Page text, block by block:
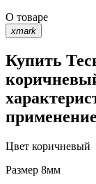
О товаре
xmark
Купить
применение
Цвет коричневый
Размер 8мм